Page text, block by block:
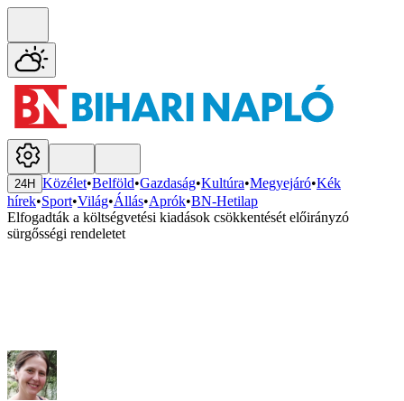
24H Közélet•Belföld•Gazdaság•Kultúra•Megyejáró•Kék
hírek•Sport•Világ•Állás•Aprók•BN-Hetilap
Elfogadták a költségvetési kiadások csökkentését előirányzó
sürgősségi rendeletet